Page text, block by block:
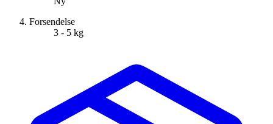
Forsendelse
3 - 5 kg